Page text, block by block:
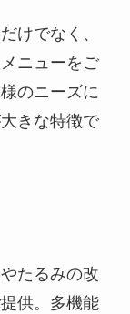
けでなく、
ニューをご
のニーズに
きな特徴で
たるみの改
供。多機能